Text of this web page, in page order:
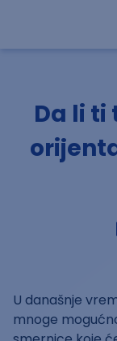
Da li ti
U današnje
mnoge